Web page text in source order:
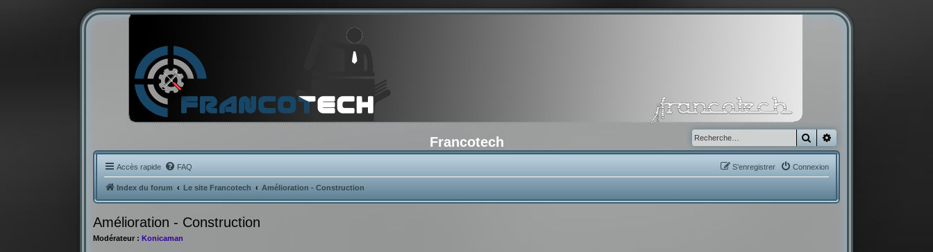
Francotech Rechercher
Accès rapide FAQ Connexion
S’enregistrer
Index du forum Le site Francotech Amélioration - Construction
Amélioration - Construction
Modérateur : Konicaman